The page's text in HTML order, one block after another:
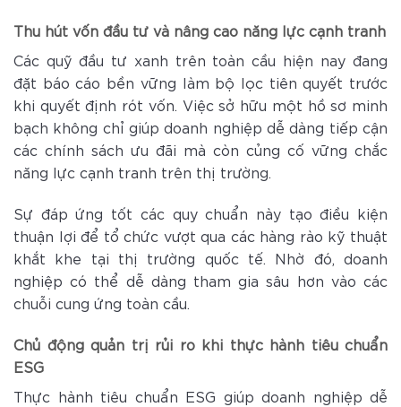
Thu hút vốn đầu tư và nâng cao năng lực cạnh tranh
Các quỹ đầu tư xanh trên toàn cầu hiện nay đang
đặt báo cáo bền vững làm bộ lọc tiên quyết trước
khi quyết định rót vốn. Việc sở hữu một hồ sơ minh
bạch không chỉ giúp doanh nghiệp dễ dàng tiếp cận
các chính sách ưu đãi mà còn củng cố vững chắc
năng lực cạnh tranh trên thị trường.
Sự đáp ứng tốt các quy chuẩn này tạo điều kiện
thuận lợi để tổ chức vượt qua các hàng rào kỹ thuật
khắt khe tại thị trường quốc tế. Nhờ đó, doanh
nghiệp có thể dễ dàng tham gia sâu hơn vào các
chuỗi cung ứng toàn cầu.
Chủ động quản trị rủi ro khi thực hành tiêu chuẩn
ESG
Thực hành tiêu chuẩn ESG giúp doanh nghiệp dễ